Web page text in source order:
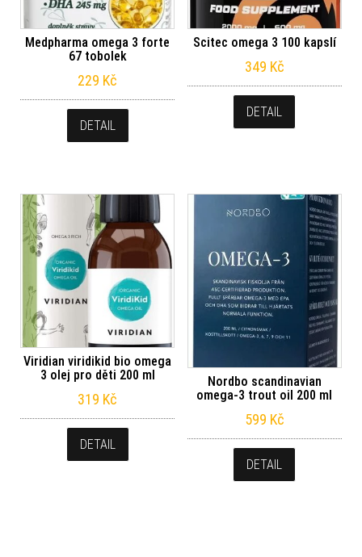
Medpharma omega 3 forte
67 tobolek
229 Kč
DETAIL
Scitec omega 3 100 kapslí
349 Kč
DETAIL
Viridian viridikid bio omega
3 olej pro děti 200 ml
319 Kč
DETAIL
Nordbo scandinavian
omega-3 trout oil 200 ml
599 Kč
DETAIL